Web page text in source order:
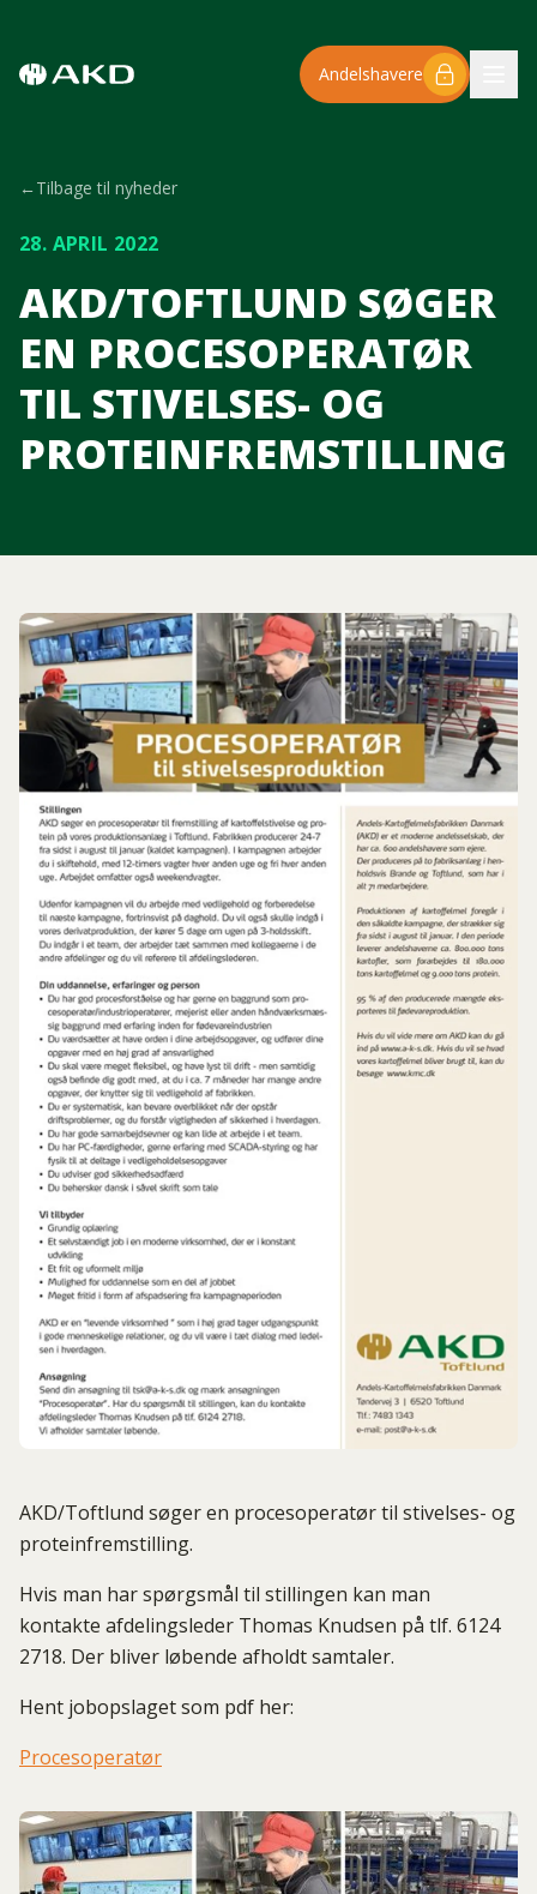
Andelshavere
←Tilbage til nyheder
28. APRIL 2022
AKD/TOFTLUND SØGER
EN PROCESOPERATØR
TIL STIVELSES- OG
PROTEINFREMSTILLING
AKD/Toftlund søger en procesoperatør til stivelses- og
proteinfremstilling.
Hvis man har spørgsmål til stillingen kan man
kontakte afdelingsleder Thomas Knudsen på tlf. 6124
2718. Der bliver løbende afholdt samtaler.
Hent jobopslaget som pdf her:
Procesoperatør